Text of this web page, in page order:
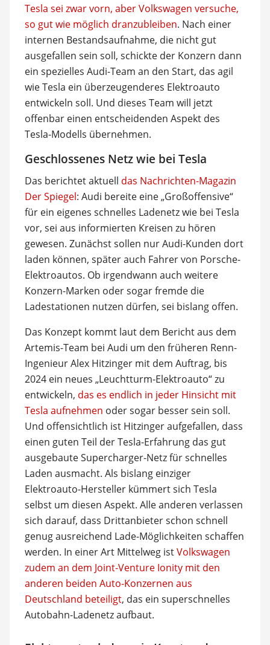
Tesla sei zwar vorn, aber Volkswagen versuche,
so gut wie möglich dranzubleiben. Nach einer
internen Bestandsaufnahme, die nicht gut
ausgefallen sein soll, schickte der Konzern dann
ein spezielles Audi-Team an den Start, das agil
wie Tesla ein überzeugenderes Elektroauto
entwickeln soll. Und dieses Team will jetzt
offenbar einen entscheidenden Aspekt des
Tesla-Modells übernehmen.
Geschlossenes Netz wie bei Tesla
Das berichtet aktuell das Nachrichten-Magazin
Der Spiegel: Audi bereite eine „Großoffensive“
für ein eigenes schnelles Ladenetz wie bei Tesla
vor, sei aus informierten Kreisen zu hören
gewesen. Zunächst sollen nur Audi-Kunden dort
laden können, später auch Fahrer von Porsche-
Elektroautos. Ob irgendwann auch weitere
Konzern-Marken oder sogar fremde die
Ladestationen nutzen dürfen, sei bislang offen.
Das Konzept kommt laut dem Bericht aus dem
Artemis-Team bei Audi um den früheren Renn-
Ingenieur Alex Hitzinger mit dem Auftrag, bis
2024 ein neues „Leuchtturm-Elektroauto“ zu
entwickeln, das es endlich in jeder Hinsicht mit
Tesla aufnehmen oder sogar besser sein soll.
Und offensichtlich ist Hitzinger aufgefallen, dass
einen guten Teil der Tesla-Erfahrung das gut
ausgebaute Supercharger-Netz für schnelles
Laden ausmacht. Als bislang einziger
Elektroauto-Hersteller kümmert sich Tesla
selbst um diesen Aspekt. Alle anderen verlassen
sich darauf, dass Drittanbieter schon schnell
genug ausreichend Lade-Möglichkeiten schaffen
werden. In einer Art Mittelweg istVolkswagen
zudem an dem Joint-Venture Ionity mit den
anderen beiden Auto-Konzernen aus
Deutschland beteiligt, das ein superschnelles
Autobahn-Ladenetz aufbaut.